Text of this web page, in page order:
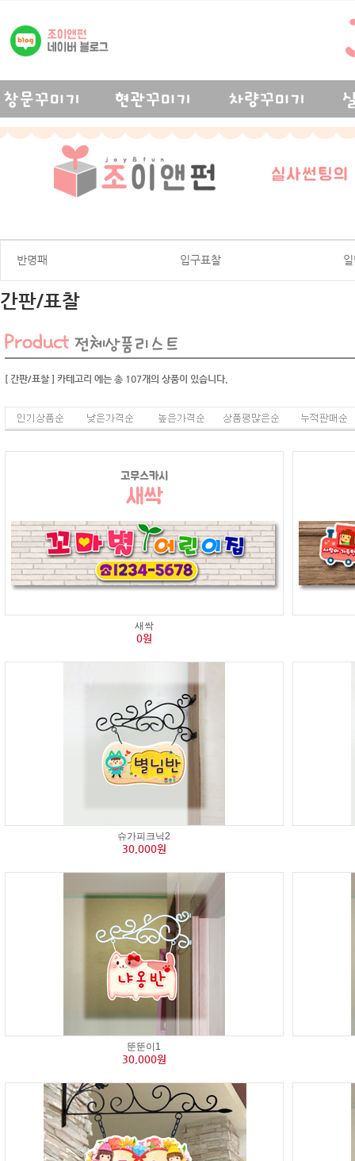
반명패 입구표찰
간판/표찰
[ 간판/표찰 ] 카테고리 에는 총 107개의 상품이 있습니다.
새싹
0원
슈가피크닉2
30,000원
뚠뚠이1
30,000원